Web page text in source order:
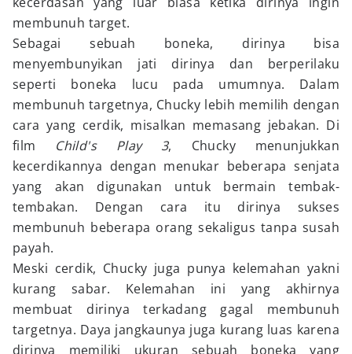
membunuh target.
Sebagai sebuah boneka, dirinya bisa
menyembunyikan jati dirinya dan berperilaku
seperti boneka lucu pada umumnya. Dalam
membunuh targetnya, Chucky lebih memilih dengan
cara yang cerdik, misalkan memasang jebakan. Di
film Child's Play 3, Chucky menunjukkan
kecerdikannya dengan menukar beberapa senjata
yang akan digunakan untuk bermain tembak-
tembakan. Dengan cara itu dirinya sukses
membunuh beberapa orang sekaligus tanpa susah
payah.
Meski cerdik, Chucky juga punya kelemahan yakni
kurang sabar. Kelemahan ini yang akhirnya
membuat dirinya terkadang gagal membunuh
targetnya. Daya jangkaunya juga kurang luas karena
dirinya memiliki ukuran sebuah boneka yang